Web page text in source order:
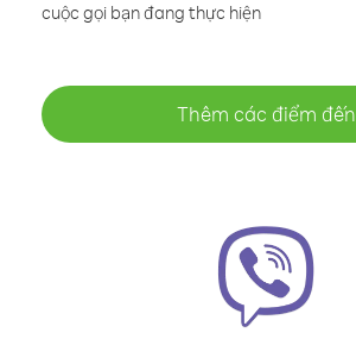
cuộc gọi bạn đang thực hiện
Thêm các điểm đến